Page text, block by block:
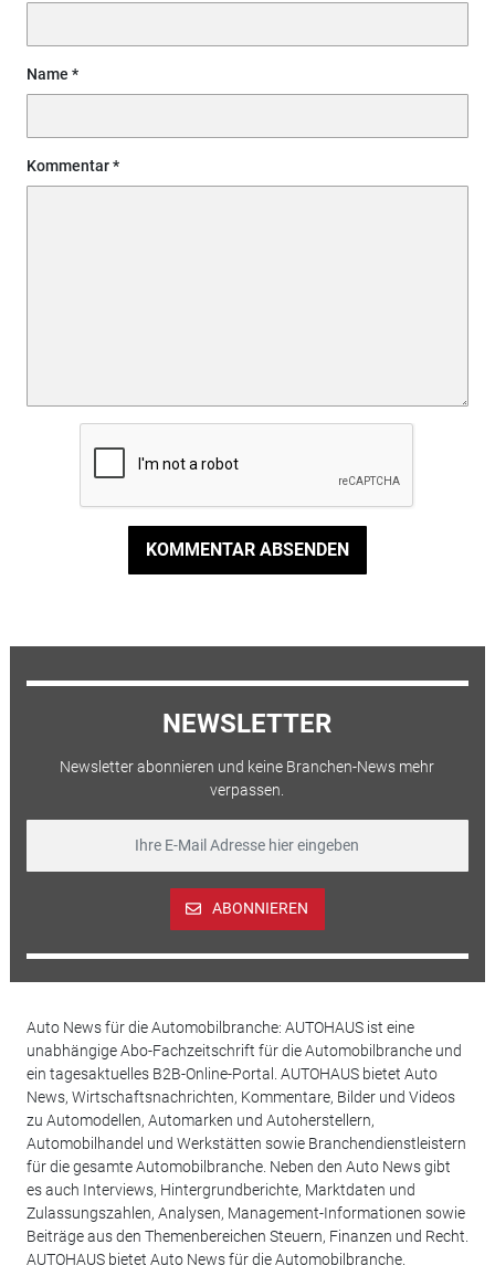
Name
Kommentar
KOMMENTAR ABSENDEN
NEWSLETTER
Newsletter abonnieren und keine Branchen-News mehr
verpassen.
ABONNIEREN
Auto News für die Automobilbranche: AUTOHAUS ist eine
unabhängige Abo-Fachzeitschrift für die Automobilbranche und
ein tagesaktuelles B2B-Online-Portal. AUTOHAUS bietet Auto
News, Wirtschaftsnachrichten, Kommentare, Bilder und Videos
zu Automodellen, Automarken und Autoherstellern,
Automobilhandel und Werkstätten sowie Branchendienstleistern
für die gesamte Automobilbranche. Neben den Auto News gibt
es auch Interviews, Hintergrundberichte, Marktdaten und
Zulassungszahlen, Analysen, Management-Informationen sowie
Beiträge aus den Themenbereichen Steuern, Finanzen und Recht.
AUTOHAUS bietet Auto News für die Automobilbranche.